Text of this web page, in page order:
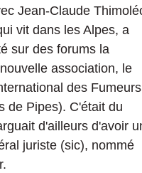
Jean-Claude
vit dans les Alpes, a
sur des forums la
association, le
des
de Pipes). C'était du
d'ailleurs d'avoir
juriste (sic), nommé